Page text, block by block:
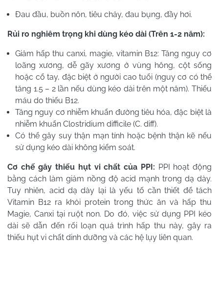
Đau đầu, buồn nôn, tiêu chảy, đau bụng, đầy hơi.
Rủi ro nghiêm trọng khi dùng kéo dài (Trên 1-2 năm):
Giảm hấp thu canxi, magie, vitamin B12: Tăng nguy cơ
loãng xương, dễ gãy xương ở vùng hông, cột sống
hoặc cổ tay, đặc biệt ở người cao tuổi (nguy cơ có thể
tăng 1.5 – 2 lần nếu dùng kéo dài trên một năm). Thiếu
máu do thiếu B12.
Tăng nguy cơ nhiễm khuẩn đường tiêu hóa, đặc biệt là
nhiễm khuẩn Clostridium difficile (C. diff).
Có thể gây suy thận mạn tính hoặc bệnh thận kẽ nếu
sử dụng kéo dài không kiểm soát.
Cơ chế gây thiếu hụt vi chất của PPI: PPI hoạt động
bằng cách làm giảm nồng độ acid mạnh trong dạ dày.
Tuy nhiên, acid dạ dày lại là yếu tố cần thiết để tách
Vitamin B12 ra khỏi protein trong thức ăn và hấp thu
Magie, Canxi tại ruột non. Do đó, việc sử dụng PPI kéo
dài sẽ dẫn đến rối loạn quá trình hấp thu này, gây ra
thiếu hụt vi chất dinh dưỡng và các hệ lụy liên quan.